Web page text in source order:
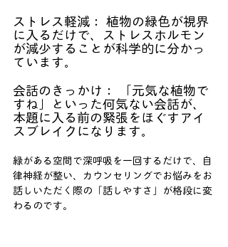
ストレス軽減： 植物の緑色が視界
に入るだけで、ストレスホルモン
が減少することが科学的に分かっ
ています。
会話のきっかけ： 「元気な植物で
すね」といった何気ない会話が、
本題に入る前の緊張をほぐすアイ
スブレイクになります。
緑がある空間で深呼吸を一回するだけで、自
律神経が整い、カウンセリングでお悩みをお
話しいただく際の「話しやすさ」が格段に変
わるのです。